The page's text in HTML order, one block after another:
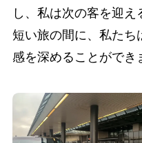
し、私は次の客を迎
短い旅の間に、私たち
感を深めることができ